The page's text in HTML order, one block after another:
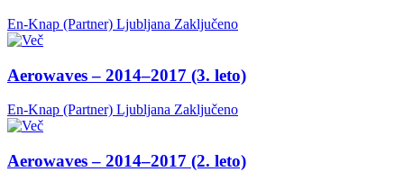
En-Knap (Partner) Ljubljana Zaključeno
Aerowaves – 2014–2017 (3. leto)
En-Knap (Partner) Ljubljana Zaključeno
Aerowaves – 2014–2017 (2. leto)